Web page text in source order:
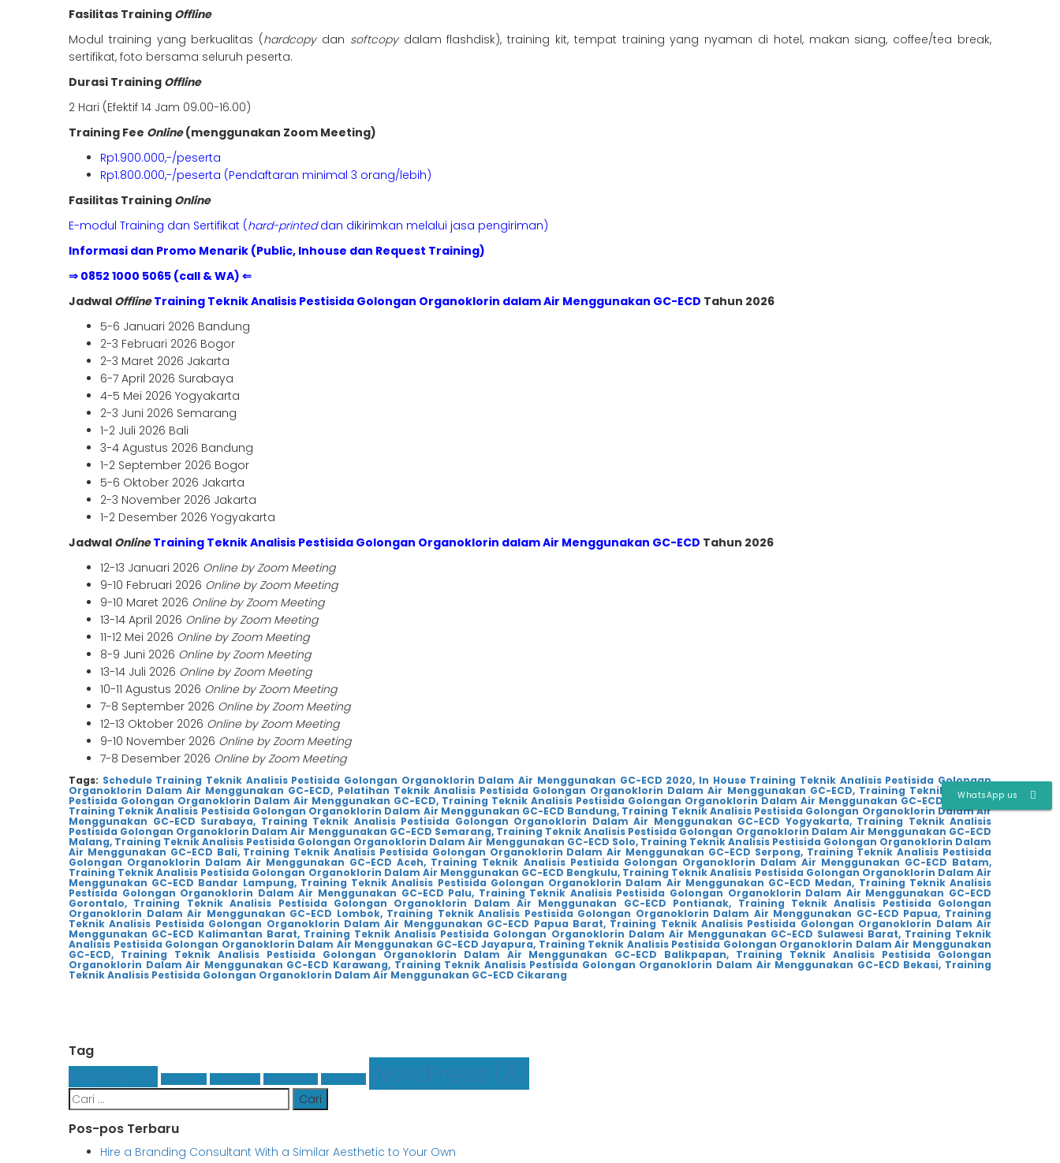
Fasilitas Training Offline
Modul training yang berkualitas (hardcopy dan softcopydalam flashdisk), training kit, tempat training yang nyaman di hotel, makan siang, coffee/tea break,
sertifikat, foto bersama seluruh peserta.
Durasi Training Offline
2 Hari (Efektif 14 Jam 09.00-16.00)
Training Fee Online(menggunakan Zoom Meeting)
Rp1.900.000,-/peserta
Rp1.800.000,-/peserta (Pendaftaran minimal 3 orang/lebih)
Fasilitas Training Online
E-modul Training dan Sertifikat (hard-printeddan dikirimkan melalui jasa pengiriman)
Informasi dan Promo Menarik (Public, Inhouse dan Request Training)
⇒ 0852 1000 5065 (call & WA) ⇐
Jadwal OfflineTraining Teknik Analisis Pestisida Golongan Organoklorin dalam Air Menggunakan GC-ECD Tahun 2026
5-6 Januari 2026 Bandung
2-3 Februari 2026 Bogor
2-3 Maret 2026 Jakarta
6-7 April 2026 Surabaya
4-5 Mei 2026 Yogyakarta
2-3 Juni 2026 Semarang
1-2 Juli 2026 Bali
3-4 Agustus 2026 Bandung
1-2 September 2026 Bogor
5-6 Oktober 2026 Jakarta
2-3 November 2026 Jakarta
1-2 Desember 2026 Yogyakarta
Jadwal OnlineTraining Teknik Analisis Pestisida Golongan Organoklorin dalam Air Menggunakan GC-ECD Tahun 2026
12-13 Januari 2026 Online by Zoom Meeting
9-10 Februari 2026 Online by Zoom Meeting
9-10 Maret 2026 Online by Zoom Meeting
13-14 April 2026 Online by Zoom Meeting
11-12 Mei 2026 Online by Zoom Meeting
8-9 Juni 2026 Online by Zoom Meeting
13-14 Juli 2026 Online by Zoom Meeting
10-11 Agustus 2026 Online by Zoom Meeting
7-8 September 2026 Online by Zoom Meeting
12-13 Oktober 2026 Online by Zoom Meeting
9-10 November 2026 Online by Zoom Meeting
7-8 Desember 2026 Online by Zoom Meeting
Tags: Schedule Training Teknik Analisis Pestisida Golongan Organoklorin Dalam Air Menggunakan GC-ECD 2020, In House Training Teknik Analisis Pestisida Golongan
Organoklorin Dalam Air Menggunakan GC-ECD, Pelatihan Teknik Analisis Pestisida Golongan Organoklorin Dalam Air Menggunakan GC-ECD, Training Teknik Analisis
Pestisida Golongan Organoklorin Dalam Air Menggunakan GC-ECD, Training Teknik Analisis Pestisida Golongan Organoklorin Dalam Air Menggunakan GC-ECD Jakarta,
Training Teknik Analisis Pestisida Golongan Organoklorin Dalam Air Menggunakan GC-ECD Bandung, Training Teknik Analisis Pestisida Golongan Organoklorin Dalam Air
Menggunakan GC-ECD Surabaya, Training Teknik Analisis Pestisida Golongan Organoklorin Dalam Air Menggunakan GC-ECD Yogyakarta, Training Teknik Analisis
Pestisida Golongan Organoklorin Dalam Air Menggunakan GC-ECD Semarang, Training Teknik Analisis Pestisida Golongan Organoklorin Dalam Air Menggunakan GC-ECD
Malang, Training Teknik Analisis Pestisida Golongan Organoklorin Dalam Air Menggunakan GC-ECD Solo, Training Teknik Analisis Pestisida Golongan Organoklorin Dalam
Air Menggunakan GC-ECD Bali, Training Teknik Analisis Pestisida Golongan Organoklorin Dalam Air Menggunakan GC-ECD Serpong, Training Teknik Analisis Pestisida
Golongan Organoklorin Dalam Air Menggunakan GC-ECD Aceh, Training Teknik Analisis Pestisida Golongan Organoklorin Dalam Air Menggunakan GC-ECD Batam,
Training Teknik Analisis Pestisida Golongan Organoklorin Dalam Air Menggunakan GC-ECD Bengkulu, Training Teknik Analisis Pestisida Golongan Organoklorin Dalam Air
Menggunakan GC-ECD Bandar Lampung, Training Teknik Analisis Pestisida Golongan Organoklorin Dalam Air Menggunakan GC-ECD Medan, Training Teknik Analisis
Pestisida Golongan Organoklorin Dalam Air Menggunakan GC-ECD Palu, Training Teknik Analisis Pestisida Golongan Organoklorin Dalam Air Menggunakan GC-ECD
Gorontalo, Training Teknik Analisis Pestisida Golongan Organoklorin Dalam Air Menggunakan GC-ECD Pontianak, Training Teknik Analisis Pestisida Golongan
Organoklorin Dalam Air Menggunakan GC-ECD Lombok, Training Teknik Analisis Pestisida Golongan Organoklorin Dalam Air Menggunakan GC-ECD Papua, Training
Teknik Analisis Pestisida Golongan Organoklorin Dalam Air Menggunakan GC-ECD Papua Barat, Training Teknik Analisis Pestisida Golongan Organoklorin Dalam Air
Menggunakan GC-ECD Kalimantan Barat, Training Teknik Analisis Pestisida Golongan Organoklorin Dalam Air Menggunakan GC-ECD Sulawesi Barat, Training Teknik
Analisis Pestisida Golongan Organoklorin Dalam Air Menggunakan GC-ECD Jayapura, Training Teknik Analisis Pestisida Golongan Organoklorin Dalam Air Menggunakan
GC-ECD, Training Teknik Analisis Pestisida Golongan Organoklorin Dalam Air Menggunakan GC-ECD Balikpapan, Training Teknik Analisis Pestisida Golongan
Organoklorin Dalam Air Menggunakan GC-ECD Karawang, Training Teknik Analisis Pestisida Golongan Organoklorin Dalam Air Menggunakan GC-ECD Bekasi, Training
Teknik Analisis Pestisida Golongan Organoklorin Dalam Air Menggunakan GC-ECD Cikarang
Tag
Business (3) WordPress (8)
Cari
untuk:
Pos-pos Terbaru
Hire a Branding Consultant With a Similar Aesthetic to Your Own
WhatsApp us